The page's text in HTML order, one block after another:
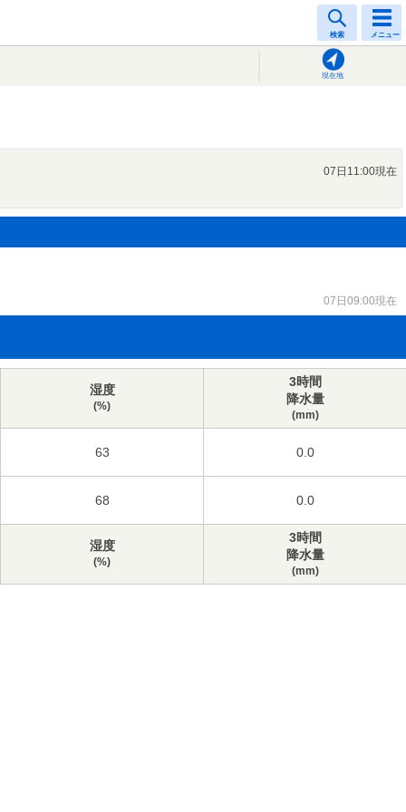
検索 メニュー
現在地
07日11:00現在
07日09:00現在
湿度
(%)
3時間
降水量
(mm)
63 0.0
68 0.0
湿度
(%)
3時間
降水量
(mm)